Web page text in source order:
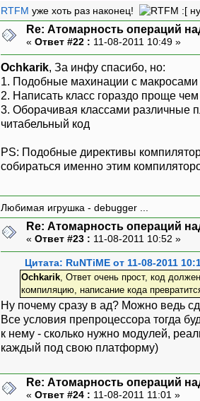
RTFM уже хоть раз наконец! :[
Re: Атомарность операций
« Ответ #22 : 11-08-2011 10:49 »
Ochkarik, За инфу спасибо, но:
1. Подобные махинации с
2. Написать класс гораздо проще
3. Оборачивая классами различные
читабельный код
PS: Подобные директивы
собираться именно этим
Любимая игрушка - debugger ...
Re: Атомарность операций
« Ответ #23 : 11-08-2011 10:52 »
Цитата: RuNTiME от 11-08-2011
Ochkarik, Ответ очень прост, код
компиляцию, написание кода
Ну почему сразу в ад? Можно ведь
Все условия препроцессора тогда
к нему - сколько нужно модулей,
каждый под свою платформу)
Re: Атомарность операций
« Ответ #24 : 11-08-2011 11:01 »